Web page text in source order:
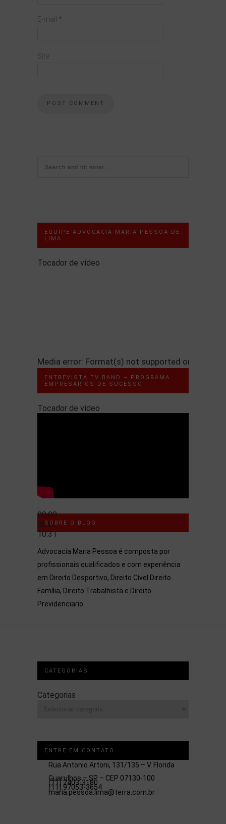
E-mail *
Site
EQUIPE ADVOCACIA MARIA PESSOA DE
LIMA
Tocador de vídeo
Media error: Format(s) not supported or
ENTREVISTA TV BAND – PROGRAMA
EMPRESÁRIOS DE SUCESSO
Tocador de vídeo
00:00
00:00
10:31
SOBRE O BLOG
Advocacia Maria Pessoa é composta por
profissionais qualificados e com experiência
em Direito Desportivo, Direito Cível Direito
Família, Direito Trabalhista e Direito
Previdenciario.
CATEGORIAS
Categorias
ENTRE EM CONTATO
Rua Antonio Artoni, 131/135 – V. Florida
Guarulhos – SP – CEP 07130-100
(11) 2403-3180
(11) 97053-3654
maria.pessoa.lima@terra.com.br